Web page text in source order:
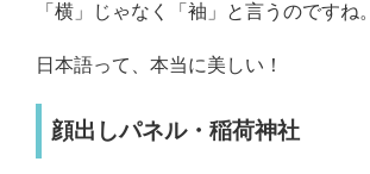
「横」じゃなく「袖」と言うのですね。
日本語って、本当に美しい！
顔出しパネル・稲荷神社